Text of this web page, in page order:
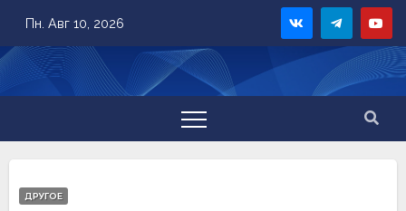
content
Пн. Авг 10, 2026
ДРУГОЕ